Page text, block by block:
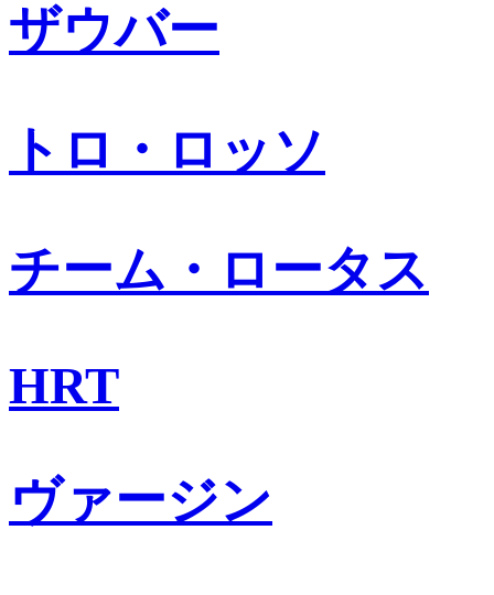
ザウバー
トロ・ロッソ
チーム・ロータス
HRT
ヴァージン